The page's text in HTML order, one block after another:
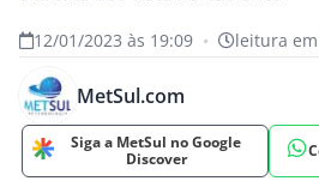
12/01/2023 às 19:09 • leitura
MetSul.com
Siga a MetSul no Google
Discover